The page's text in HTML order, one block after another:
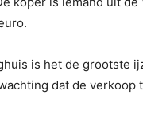
is het de grootste
dat de